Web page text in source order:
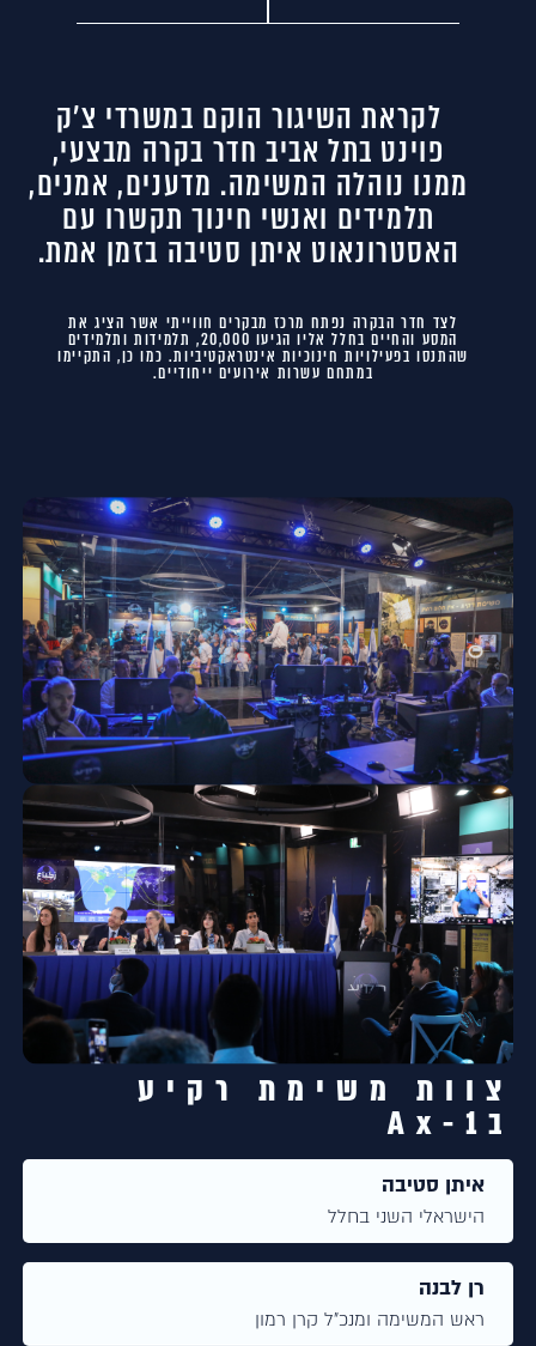
לקראת השיגור הוקם במשרדי צ’ק
פוינט בתל אביב חדר בקרה מבצעי,
ממנו נוהלה המשימה. מדענים, אמנים,
תלמידים ואנשי חינוך תקשרו עם
האסטרונאוט איתן סטיבה בזמן אמת.
לצד חדר הבקרה נפתח מרכז מבקרים חווייתי אשר הציג את
המסע והחיים בחלל אליו הגיעו 20,000, תלמידות ותלמידים
שהתנסו בפעילויות חינוכיות אינטראקטיביות. כמו כן, התקיימו
במתחם עשרות אירועים ייחודיים.
צוות משימת רקיע
בAx-1
איתן סטיבה
הישראלי השני בחלל
רן לבנה
ראש המשימה ומנכ״ל קרן רמון